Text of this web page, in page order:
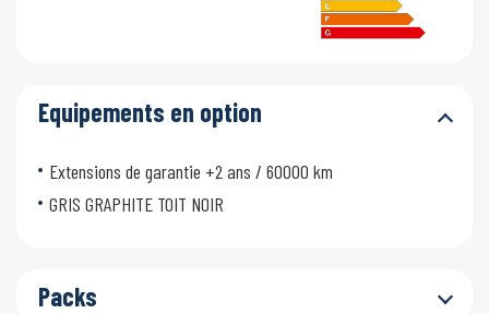
Equipements en option
Extensions de garantie +2 ans / 60000 km
GRIS GRAPHITE TOIT NOIR
Packs